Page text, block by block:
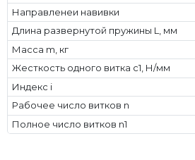
Направленеи навивки
Длина развернутой пружины L, мм
Масса m, кг
Жесткость одного витка c1, Н/мм
Индекс i
Рабочее число витков n
Полное число витков n1